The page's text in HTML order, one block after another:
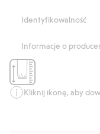
konwersji.
Organic cotton In-
Identyfikowalność
Informacje o
Kliknij ikonę, aby